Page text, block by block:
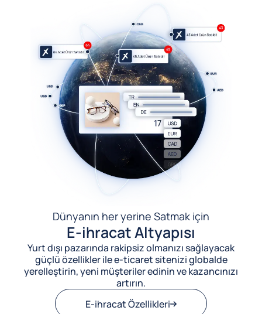
Dünyanın her yerine Satmak için
E-ihracat Altyapısı
Yurt dışı pazarında rakipsiz olmanızı sağlayacak
güçlü özellikler ile e-ticaret sitenizi globalde
yerelleştirin, yeni müşteriler edinin ve kazancınızı
artırın.
E-ihracat Özellikleri